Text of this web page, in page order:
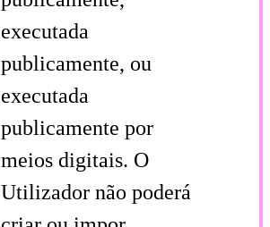
executada
publicamente, ou
executada
publicamente por
meios digitais. O
Utilizador não poderá